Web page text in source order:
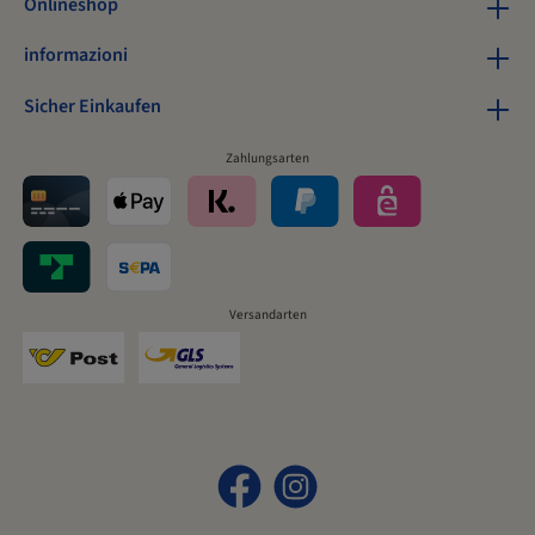
informazioni
Sicher Einkaufen
Zahlungsarten
Versandarten